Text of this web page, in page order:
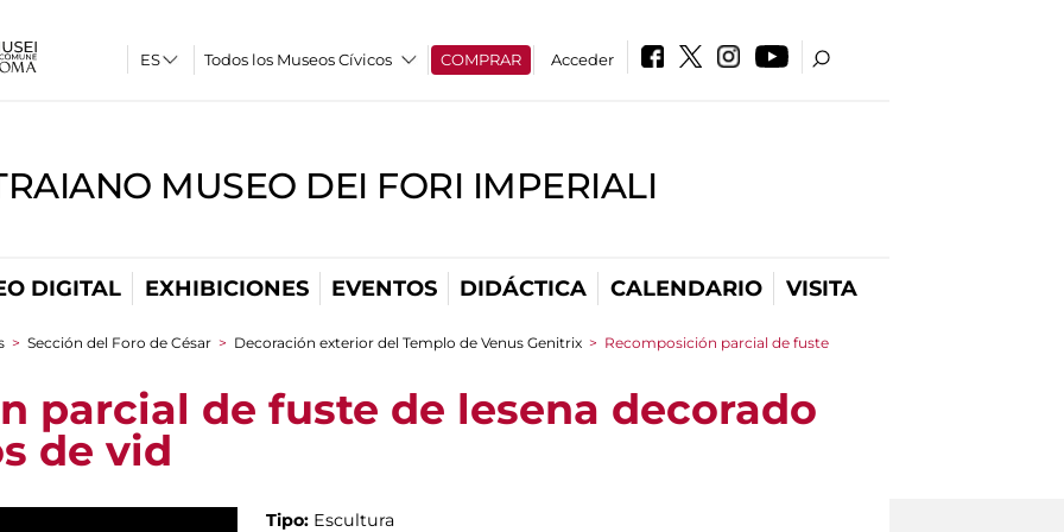
Todos los Museos Cívicos COMPRAR Acceder
MUSEO DEI FORI IMPERIALI
DIGITAL EXHIBICIONES EVENTOS DIDÁCTICA CALENDARIO VISITA
> Sección del Foro de César > Decoración exterior del Templo de Venus Genitrix > Recomposición parcial de fuste
parcial de fuste de lesena decorado
de vid
Tipo: Escultura